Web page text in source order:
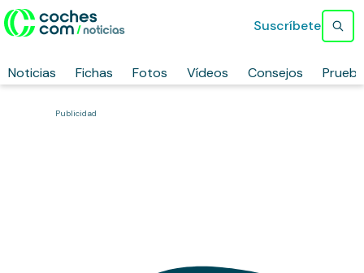
Noticias Fichas Fotos Vídeos Consejos
Suscríbete
Publicidad